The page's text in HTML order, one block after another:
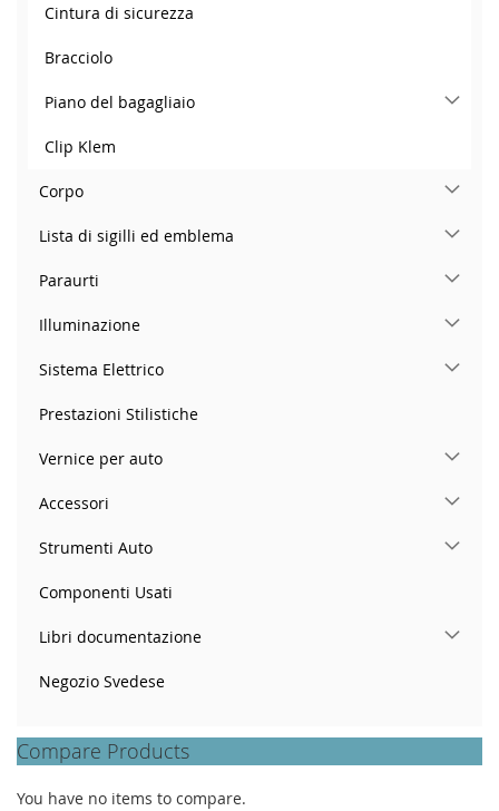
Cintura di sicurezza
Bracciolo
Piano del bagagliaio
Clip Klem
Corpo
Lista di sigilli ed emblema
Paraurti
Illuminazione
Sistema Elettrico
Prestazioni Stilistiche
Vernice per auto
Accessori
Strumenti Auto
Componenti Usati
Libri documentazione
Negozio Svedese
Compare Products
You have no items to compare.